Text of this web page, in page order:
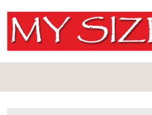
Przejdź do treści głównej
Przejdź do wyszukiwarki
Przejdź do moje konto
Przejdź do menu głównego
Przejdź do opisu produktu
Przejdź do stopki